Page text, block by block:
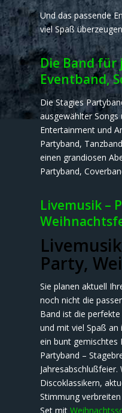
Und das passende
viel Spaß
Die Band für
Eventband,
Die Stagies
ausgewählter Songs
Entertainment und
Partyband,
einen grandiosen
Partyband,
Livemusik –
Party,
Sie planen aktuell
noch nicht die
Band ist die
und mit viel Spaß an
ein bunt gemischtes
Partyband –
Discoklassikern,
Stimmung
Set mit